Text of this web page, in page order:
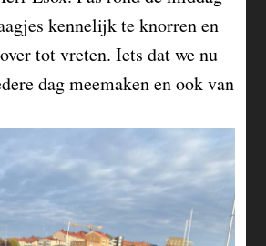
kennelijk te knorren en
tot vreten. Iets dat we nu
dag meemaken en ook van